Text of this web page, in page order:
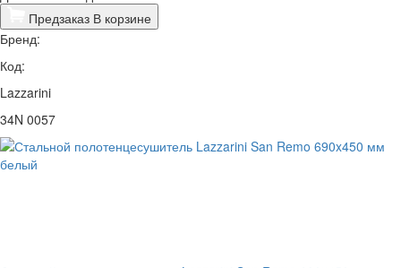
Предзаказ В корзине
Бренд:
Код:
Lazzarini
34N 0057